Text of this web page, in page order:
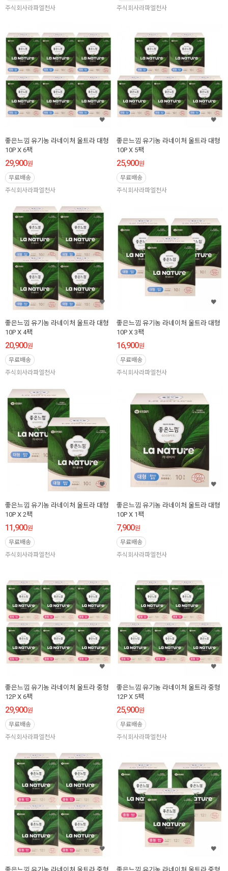
주식회사라파엘천사
주식회사라파엘천사
좋은느낌 유기농 라네이처 울트라 대형
10P X 6팩
29,900원
무료배송
주식회사라파엘천사
좋은느낌 유기농 라네이처 울트라 대형
10P X 5팩
25,900원
무료배송
주식회사라파엘천사
좋은느낌 유기농 라네이처 울트라 대형
10P X 4팩
20,900원
무료배송
주식회사라파엘천사
좋은느낌 유기농 라네이처 울트라 대형
10P X 3팩
16,900원
무료배송
주식회사라파엘천사
좋은느낌 유기농 라네이처 울트라 대형
10P X 2팩
11,900원
무료배송
주식회사라파엘천사
좋은느낌 유기농 라네이처 울트라 대형
10P X 1팩
7,900원
무료배송
주식회사라파엘천사
좋은느낌 유기농 라네이처 울트라 중형
12P X 6팩
29,900원
무료배송
주식회사라파엘천사
좋은느낌 유기농 라네이처 울트라 중형
12P X 5팩
25,900원
무료배송
주식회사라파엘천사